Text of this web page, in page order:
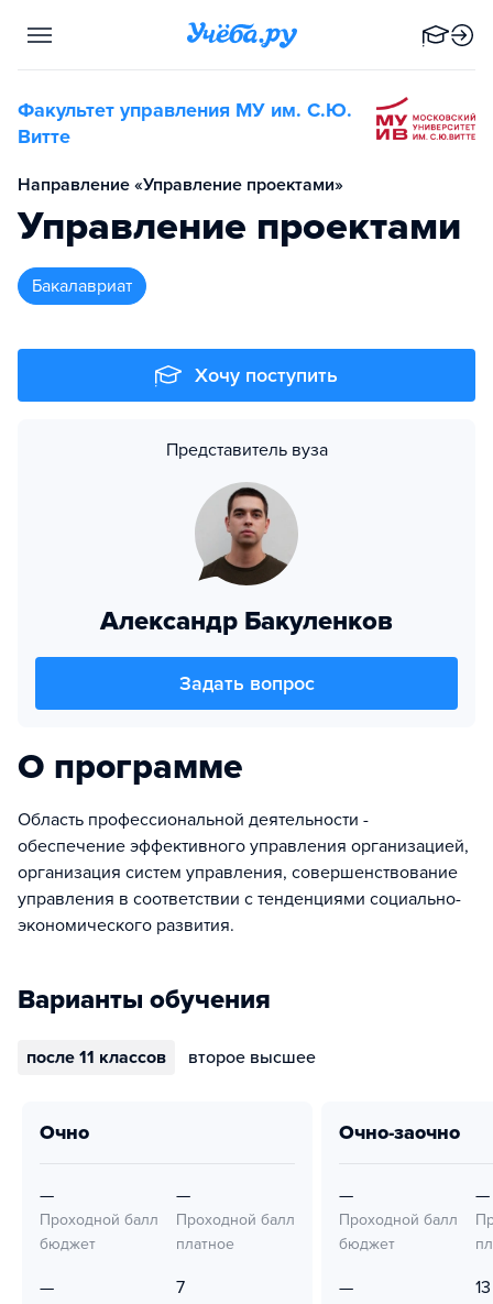
Факультет управления МУ им. С.Ю.
Витте
Направление «Управление проектами»
Управление проектами
бакалавриат
Хочу поступить
Представитель вуза
Александр Бакуленков
Задать вопрос
О программе
Область профессиональной деятельности -
обеспечение эффективного управления организацией,
организация систем управления, совершенствование
управления в соответствии с тенденциями социально-
экономического развития.
Варианты обучения
после 11 классов второе высшее
очно
—
Проходной балл
бюджет
—
Проходной балл
платное
— 7
очно-заочно
—
Проходной балл
бюджет
—
— 13